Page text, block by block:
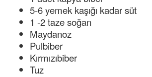
5-6 yemek kaşığı kadar süt
1 -2 taze soğan
Maydanoz
Pulbiber
Kırmızıbiber
Tuz